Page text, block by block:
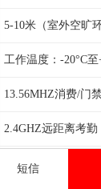
5-10米（室外空旷
13.56MHZ消费/门禁
2.4GHZ远距离考勤
1500mAh纯钴高压
短信